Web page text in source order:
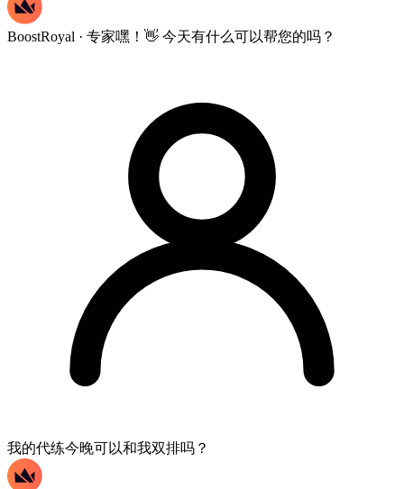
BoostRoyal · 专家嘿！👋 今天有什么可以帮您的吗？
我的代练今晚可以和我双排吗？